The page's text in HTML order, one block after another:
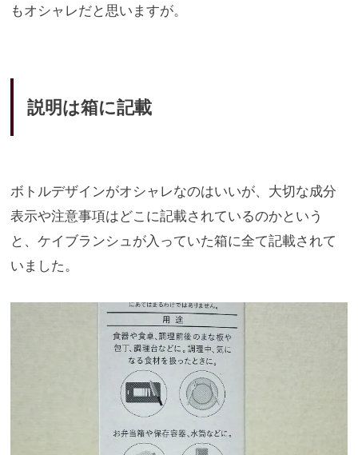
もオシャレだと思いますが。
説明は箱に記載
ボトルデザインがオシャレなのはいいが、 大切な成分
表示や注意事項はどこに記載されているのかという
と、 ケイブランシュが入っていた箱に全て記載されて
いました。